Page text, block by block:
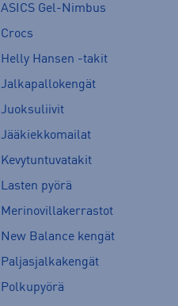
ASICS Gel-Nimbus
Crocs
Helly Hansen -takit
Jalkapallokengät
Juoksuliivit
Jääkiekkomailat
Kevytuntuvatakit
Lasten pyörä
Merinovillakerrastot
New Balance kengät
Paljasjalkakengät
Polkupyörä